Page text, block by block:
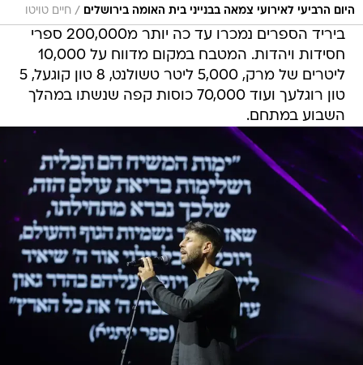
היום הרביעי לאירועי צמאה בבנייני בית האומה בירושלים / חיים טויטו
ביריד הספרים נמכרו עד כה יותר מ200,000 ספרי
חסידות ויהדות. המטבח במקום מדווח על 10,000
ליטרים של מרק, 5,000 ליטר טשולנט, 8 טון קוגעל, 5
טון רוגלעך ועוד 70,000 כוסות קפה שנשתו במהלך
השבוע במתחם.